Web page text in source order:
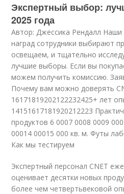
Экспертный выбор:
2025 года
Автор: Джессика Рендалл
наград сотрудники выбирают
освещаем, и тщательно
лучшие выборы. Если вы
можем получить комиссию.
Почему вам можно доверять
16171819202122232425+ лет
14151617181920212223
продуктов 6 0007 0008 0009
00014 00015 000 кв. м. Футы
Как мы тестируем
Экспертный персонал CNET
оценивает десятки новых
более чем четвертьвековой